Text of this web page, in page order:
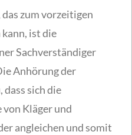
zum vorzeitigen
ist die
Sachverständiger
Anhörung der
sich die
Kläger und
angleichen und somit